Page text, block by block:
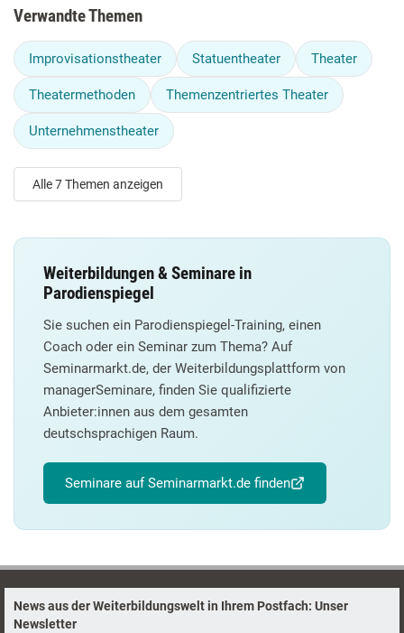
Verwandte Themen
Improvisationstheater Statuentheater Theater
Theatermethoden Themenzentriertes Theater
Unternehmenstheater
Alle 7 Themen anzeigen
Weiterbildungen & Seminare in
Parodienspiegel
Sie suchen ein Parodienspiegel-Training, einen
Coach oder ein Seminar zum Thema? Auf
Seminarmarkt.de, der Weiterbildungsplattform von
managerSeminare, finden Sie qualifizierte
Anbieter:innen aus dem gesamten
deutschsprachigen Raum.
Seminare auf Seminarmarkt.de finden
News aus der Weiterbildungswelt in Ihrem Postfach: Unser
Newsletter